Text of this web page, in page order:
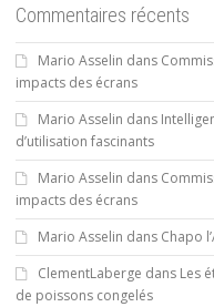
Commentaires récents
Mario Asselin dans
impacts des écrans
Mario Asselin dans
d’utilisation fascinants
Mario Asselin dans
impacts des écrans
Mario Asselin dans Chapo
ClementLaberge dans Les
de poissons congelés